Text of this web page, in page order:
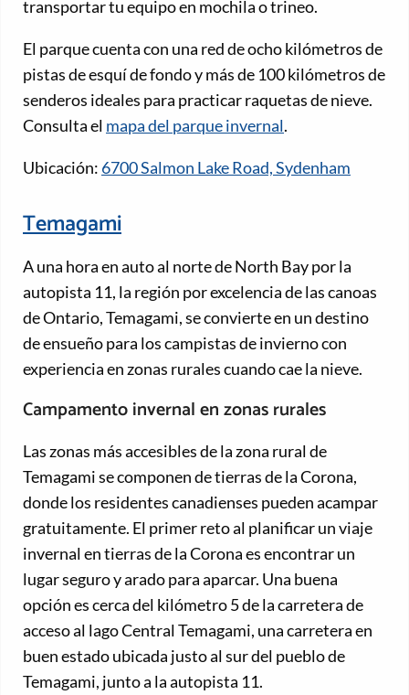
transportar tu equipo en mochila o trineo.
El parque cuenta con una red de ocho kilómetros de
pistas de esquí de fondo y más de 100 kilómetros de
senderos ideales para practicar raquetas de nieve.
Consulta el mapa del parque invernal.
Ubicación: 6700 Salmon Lake Road, Sydenham
Temagami
A una hora en auto al norte de North Bay por la
autopista 11, la región por excelencia de las canoas
de Ontario, Temagami, se convierte en un destino
de ensueño para los campistas de invierno con
experiencia en zonas rurales cuando cae la nieve.
Campamento invernal en zonas rurales
Las zonas más accesibles de la zona rural de
Temagami se componen de tierras de la Corona,
donde los residentes canadienses pueden acampar
gratuitamente. El primer reto al planificar un viaje
invernal en tierras de la Corona es encontrar un
lugar seguro y arado para aparcar. Una buena
opción es cerca del kilómetro 5 de la carretera de
acceso al lago Central Temagami, una carretera en
buen estado ubicada justo al sur del pueblo de
Temagami, junto a la autopista 11.